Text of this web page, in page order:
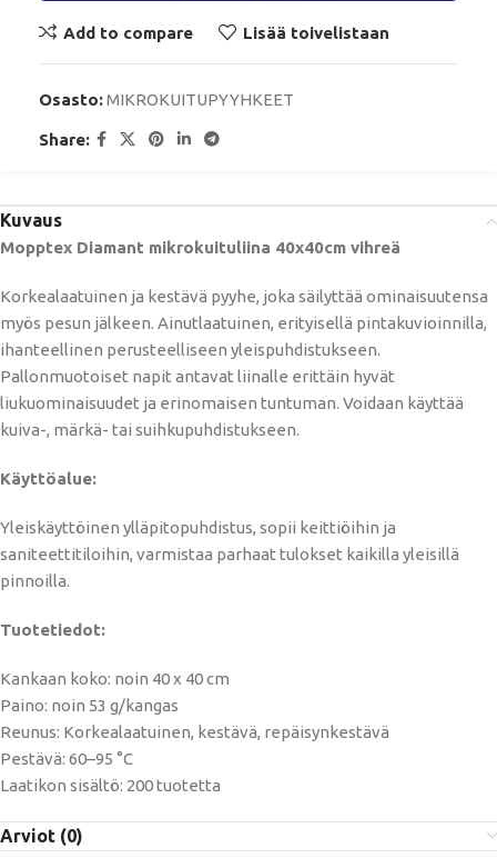
Add to compare Lisää toivelistaan
Osasto:MIKROKUITUPYYHKEET
Share:
Kuvaus
Mopptex Diamant mikrokuituliina 40x40cm vihreä
Korkealaatuinen ja kestävä pyyhe, joka säilyttää ominaisuutensa
myös pesun jälkeen. Ainutlaatuinen, erityisellä pintakuvioinnilla,
ihanteellinen perusteelliseen yleispuhdistukseen.
Pallonmuotoiset napit antavat liinalle erittäin hyvät
liukuominaisuudet ja erinomaisen tuntuman. Voidaan käyttää
kuiva-, märkä- tai suihkupuhdistukseen.
Käyttöalue:
Yleiskäyttöinen ylläpitopuhdistus, sopii keittiöihin ja
saniteettitiloihin, varmistaa parhaat tulokset kaikilla yleisillä
pinnoilla.
Tuotetiedot:
Kankaan koko: noin 40 x 40 cm
Paino: noin 53 g/kangas
Reunus: Korkealaatuinen, kestävä, repäisynkestävä
Pestävä: 60–95 °C
Laatikon sisältö: 200 tuotetta
Arviot (0)